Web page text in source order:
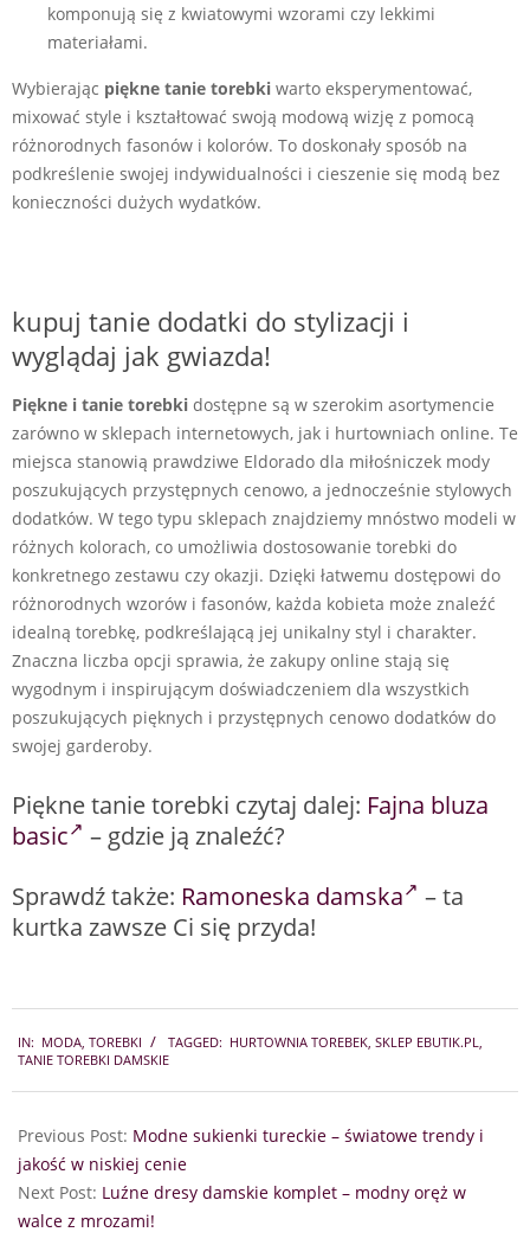
komponują się z kwiatowymi wzorami czy lekkimi
materiałami.
Wybierając piękne tanie torebki warto eksperymentować,
mixować style i kształtować swoją modową wizję z pomocą
różnorodnych fasonów i kolorów. To doskonały sposób na
podkreślenie swojej indywidualności i cieszenie się modą bez
konieczności dużych wydatków.
kupuj tanie dodatki do stylizacji i
wyglądaj jak gwiazda!
Piękne i tanie torebki dostępne są w szerokim asortymencie
zarówno w sklepach internetowych, jak i hurtowniach online. Te
miejsca stanowią prawdziwe Eldorado dla miłośniczek mody
poszukujących przystępnych cenowo, a jednocześnie stylowych
dodatków. W tego typu sklepach znajdziemy mnóstwo modeli w
różnych kolorach, co umożliwia dostosowanie torebki do
konkretnego zestawu czy okazji. Dzięki łatwemu dostępowi do
różnorodnych wzorów i fasonów, każda kobieta może znaleźć
idealną torebkę, podkreślającą jej unikalny styl i charakter.
Znaczna liczba opcji sprawia, że zakupy online stają się
wygodnym i inspirującym doświadczeniem dla wszystkich
poszukujących pięknych i przystępnych cenowo dodatków do
swojej garderoby.
Piękne tanie torebki czytaj dalej: Fajna bluza
basic
– gdzie ją znaleźć?
Sprawdź także: Ramoneska damska
– ta
kurtka zawsze Ci się przyda!
01-
IN: MODA TOREBKI TAGGED: HURTOWNIA TOREBEK SKLEP EBUTIK.PL
TANIE TOREBKI DAMSKIE
Previous Post: Modne sukienki tureckie – światowe trendy i
jakość w niskiej cenie
Next Post: Luźne dresy damskie komplet – modny oręż w
walce z mrozami!